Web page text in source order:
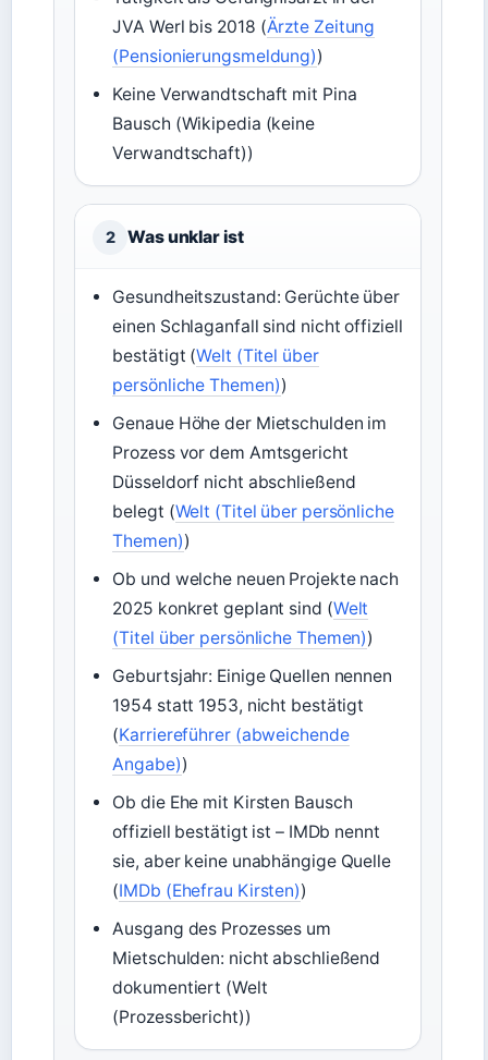
JVA Werl bis 2018 (Ärzte Zeitung
(Pensionierungsmeldung))
Keine Verwandtschaft mit Pina
Bausch (Wikipedia (keine
Verwandtschaft))
2 Was unklar ist
Gesundheitszustand: Gerüchte über
einen Schlaganfall sind nicht offiziell
bestätigt (Welt (Titel über
persönliche Themen))
Genaue Höhe der Mietschulden im
Prozess vor dem Amtsgericht
Düsseldorf nicht abschließend
belegt (Welt (Titel über persönliche
Themen))
Ob und welche neuen Projekte nach
2025 konkret geplant sind (Welt
(Titel über persönliche Themen))
Geburtsjahr: Einige Quellen nennen
1954 statt 1953, nicht bestätigt
(Karriereführer (abweichende
Angabe))
Ob die Ehe mit Kirsten Bausch
offiziell bestätigt ist – IMDb nennt
sie, aber keine unabhängige Quelle
(IMDb (Ehefrau Kirsten))
Ausgang des Prozesses um
Mietschulden: nicht abschließend
dokumentiert (Welt
(Prozessbericht))